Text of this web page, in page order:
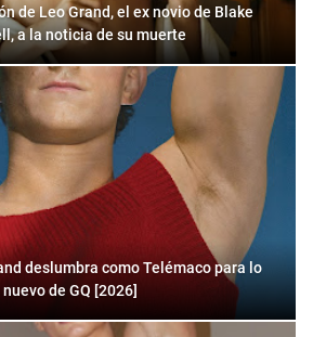
de Leo Grand, el ex novio de Blake
a la noticia de su muerte
deslumbra como Telémaco para lo
nuevo de GQ [2026]